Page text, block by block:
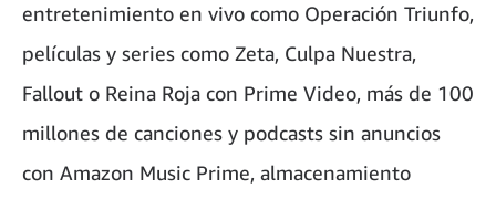
entretenimiento en vivo como Operación Triunfo,
películas y series como Zeta, Culpa Nuestra,
Fallout o Reina Roja con Prime Video, más de 100
millones de canciones y podcasts sin anuncios
con Amazon Music Prime, almacenamiento